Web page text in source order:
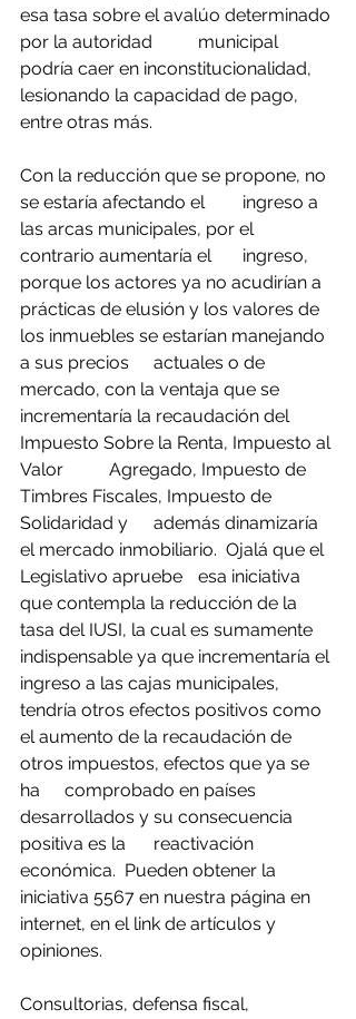
esa tasa sobre el avalúo determinado
por la autoridad 	municipal
podría caer en inconstitucionalidad,
lesionando la capacidad de pago,
Con la reducción que se propone, no
se estaría afectando el 	ingreso a
las arcas municipales, por el
contrario aumentaría el 	ingreso,
porque los actores ya no acudirían a
prácticas de elusión y los valores de
los inmuebles se estarían manejando
a sus precios 	actuales o de
mercado, con la ventaja que se
incrementaría la recaudación del
Impuesto Sobre la Renta, Impuesto al
Valor 	Agregado, Impuesto de
Timbres Fiscales, Impuesto de
Solidaridad y 	además dinamizaría
el mercado inmobiliario.  Ojalá que el
Legislativo apruebe 	esa iniciativa
que contempla la reducción de la
tasa del IUSI, la cual es sumamente
indispensable ya que incrementaría el
ingreso a las cajas municipales,
tendría otros efectos positivos como
el aumento de la recaudación de
otros impuestos, efectos que ya se
ha 	comprobado en países
desarrollados y su consecuencia
positiva es la 	reactivación
económica.  Pueden obtener la
iniciativa 5567 en nuestra página en
internet, en el link de artículos y
opiniones.
Consultorias, defensa fiscal,